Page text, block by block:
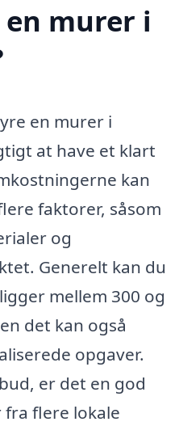
murer i
en murer i
at have et klart
kan
faktorer, såsom
og
Generelt kan du
mellem 300 og
det kan også
opgaver.
er det en god
flere lokale